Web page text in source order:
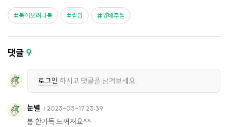
봄이오려나봄 쌈밥 양배추찜
댓글 9
로그인 하시고 댓글을 남겨보세요.
눈별 2023-03-17 23:39
봄 한가득 느껴져요^^